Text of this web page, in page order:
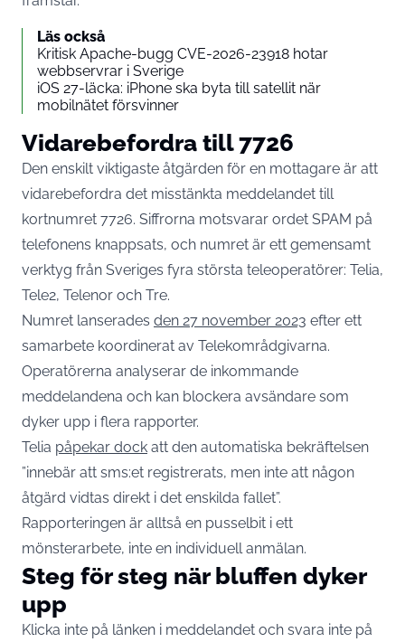
Läs också
Kritisk Apache-bugg CVE-2026-23918 hotar
webbservrar i Sverige
iOS 27-läcka: iPhone ska byta till satellit när
mobilnätet försvinner
Vidarebefordra till 7726
Den enskilt viktigaste åtgärden för en mottagare är att
vidarebefordra det misstänkta meddelandet till
kortnumret 7726. Siffrorna motsvarar ordet SPAM på
telefonens knappsats, och numret är ett gemensamt
verktyg från Sveriges fyra största teleoperatörer: Telia,
Tele2, Telenor och Tre.
Numret lanserades den 27 november 2023 efter ett
samarbete koordinerat av Telekområdgivarna.
Operatörerna analyserar de inkommande
meddelandena och kan blockera avsändare som
dyker upp i flera rapporter.
Telia påpekar dock att den automatiska bekräftelsen
”innebär att sms:et registrerats, men inte att någon
åtgärd vidtas direkt i det enskilda fallet”.
Rapporteringen är alltså en pusselbit i ett
mönsterarbete, inte en individuell anmälan.
Steg för steg när bluffen dyker
upp
Klicka inte på länken i meddelandet och svara inte på